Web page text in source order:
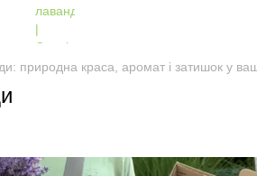
природна краса, аромат і затишок у